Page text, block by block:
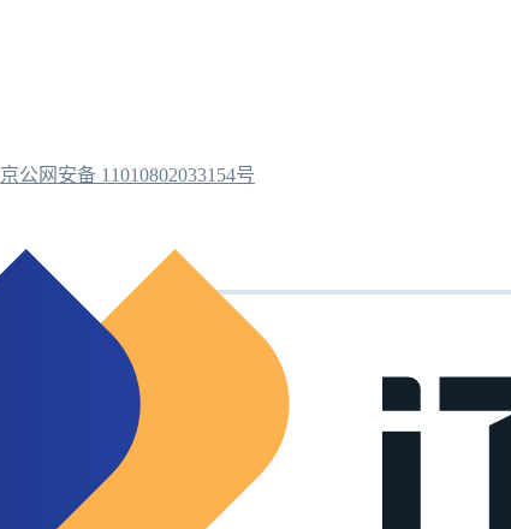
京公网安备 11010802033154号